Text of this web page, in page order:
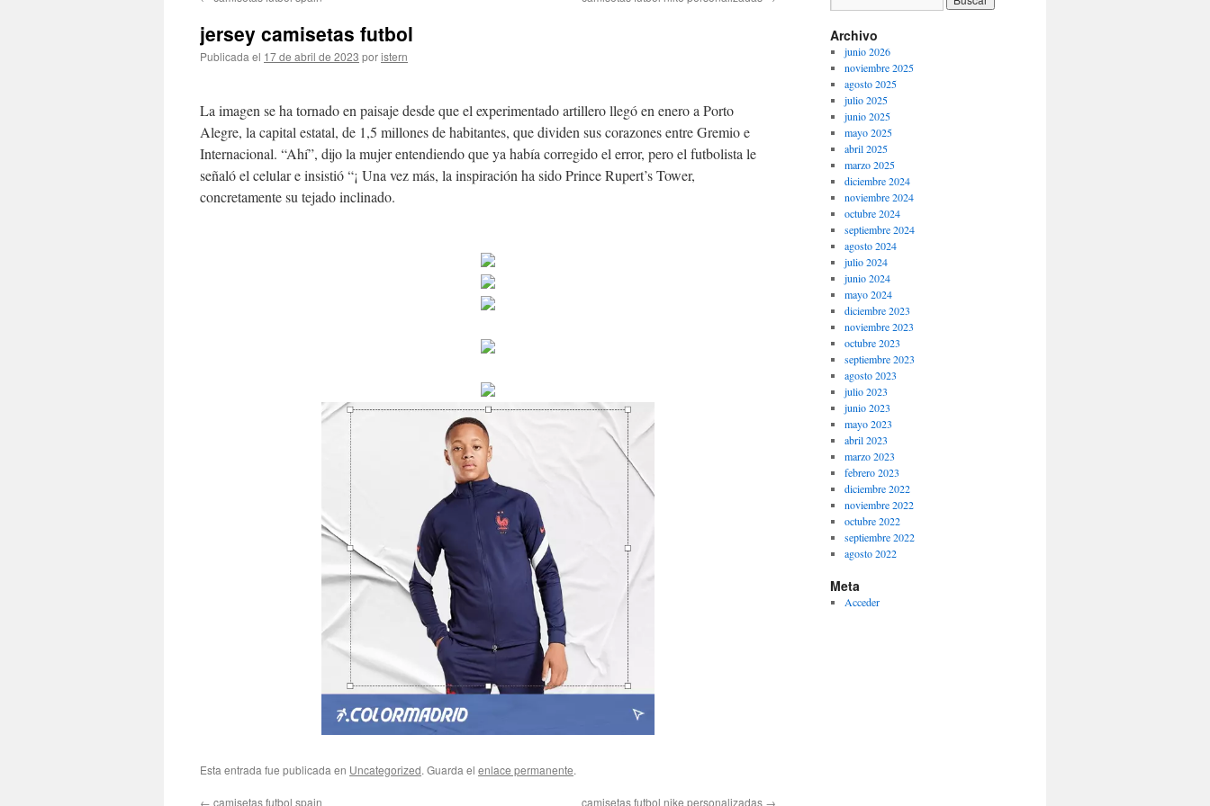
contenido
jersey camisetas futbol
Publicada el 17 de abril de 2023 poristern
La imagen se ha tornado en paisaje desde que el experimentado artillero llegó en enero a Porto
Alegre, la capital estatal, de 1,5 millones de habitantes, que dividen sus corazones entre Gremio e
Internacional. “Ahí”, dijo la mujer entendiendo que ya había corregido el error, pero el futbolista le
señaló el celular e insistió “¡ Una vez más, la inspiración ha sido Prince Rupert’s Tower,
concretamente su tejado inclinado.
Esta entrada fue publicada en Uncategorized. Guarda el enlace permanente.
← camisetas futbol spain camisetas futbol nike personalizadas →
Archivo
junio 2026
noviembre 2025
agosto 2025
julio 2025
junio 2025
mayo 2025
abril 2025
marzo 2025
diciembre 2024
noviembre 2024
octubre 2024
septiembre 2024
agosto 2024
julio 2024
junio 2024
mayo 2024
diciembre 2023
noviembre 2023
octubre 2023
septiembre 2023
agosto 2023
julio 2023
junio 2023
mayo 2023
abril 2023
marzo 2023
febrero 2023
diciembre 2022
noviembre 2022
octubre 2022
septiembre 2022
agosto 2022
Meta
Acceder